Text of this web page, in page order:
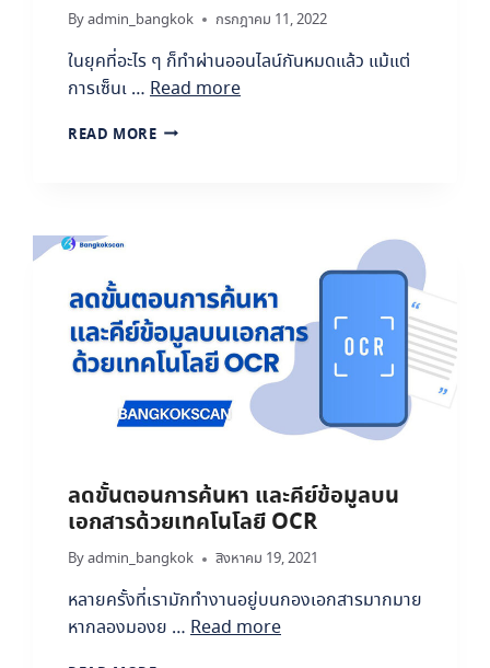
งิ
เ
ดื
น
บ
อ
อ
น
ไ
ล
น์
Byadmin_bangkok กรกฎาคม 11, 2022
ในยุคที่อะไร ๆ ก็ทำผ่านออนไลน์กันหมดแล้ว แม้แต่
การเซ็นเ … Read more
READ MORE5
อ
ก
ส
า
อ
ล
น์
นั
ธุ
ร
ลดขั้นตอนการค้นหา และคีย์ข้อมูลบน
เอกสารด้วยเทคโนโลยี OCR
Byadmin_bangkok สิงหาคม 19, 2021
หลายครั้งที่เรามักทำงานอยู่บนกองเอกสารมากมาย
หากลองมองย … Read more